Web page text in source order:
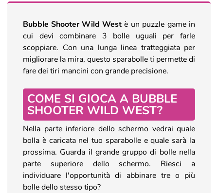
Bubble Shooter Wild West è un puzzle game in
cui devi combinare 3 bolle uguali per farle
scoppiare. Con una lunga linea tratteggiata per
migliorare la mira, questo sparabolle ti permette di
fare dei tiri mancini con grande precisione.
COME SI GIOCA A BUBBLE
SHOOTER WILD WEST?
Nella parte inferiore dello schermo vedrai quale
bolla è caricata nel tuo sparabolle e quale sarà la
prossima. Guarda il grande gruppo di bolle nella
parte superiore dello schermo. Riesci a
individuare l'opportunità di abbinare tre o più
bolle dello stesso tipo?